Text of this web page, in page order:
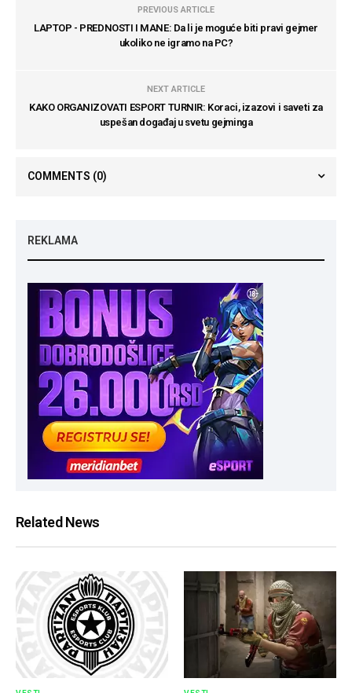
PREVIOUS ARTICLE
LAPTOP - PREDNOSTI I MANE: Da li je moguće biti pravi gejmer
ukoliko ne igramo na PC?
NEXT ARTICLE
KAKO ORGANIZOVATI ESPORT TURNIR: Koraci, izazovi i saveti za
uspešan događaj u svetu gejminga
COMMENTS (0)
REKLAMA
Related News